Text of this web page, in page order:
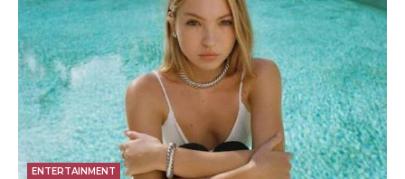
ENTERTAINMENT